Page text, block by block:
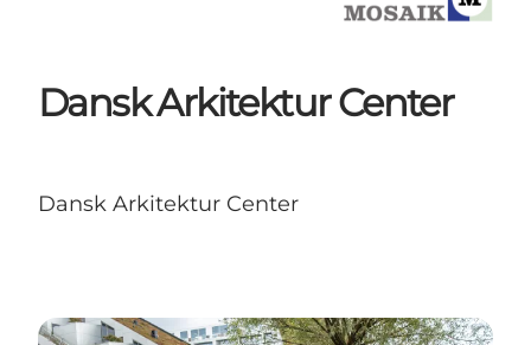
Podcast
Dansk Arkitektur Center
Dansk Arkitektur Center